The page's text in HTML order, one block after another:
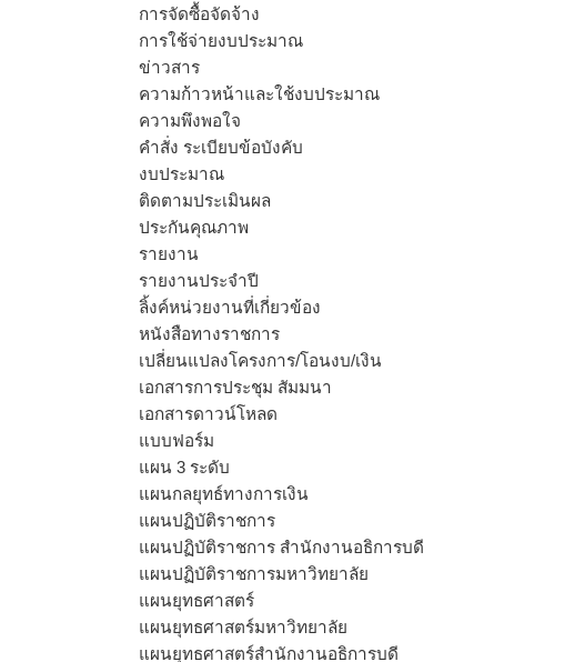
การจัดซื้อจัดจ้าง
การใช้จ่ายงบประมาณ
ข่าวสาร
ความก้าวหน้าและใช้งบประมาณ
ความพึงพอใจ
คำสั่ง ระเบียบข้อบังคับ
งบประมาณ
ติดตามประเมินผล
ประกันคุณภาพ
รายงาน
รายงานประจำปี
ลิ้งค์หน่วยงานที่เกี่ยวข้อง
หนังสือทางราชการ
เปลี่ยนแปลงโครงการ/โอนงบ/เงิน
เอกสารการประชุม สัมมนา
เอกสารดาวน์โหลด
แบบฟอร์ม
แผน 3 ระดับ
แผนกลยุทธ์ทางการเงิน
แผนปฏิบัติราชการ
แผนปฏิบัติราชการ สำนักงานอธิการบดี
แผนปฏิบัติราชการมหาวิทยาลัย
แผนยุทธศาสตร์
แผนยุทธศาสตร์มหาวิทยาลัย
แผนยุทธศาสตร์สำนักงานอธิการบดี